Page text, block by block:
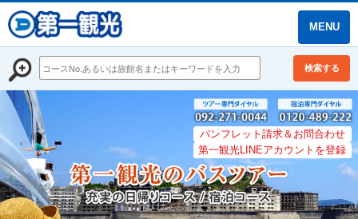
MENU
検索する
パンフレット請求＆お問合わせ
第一観光LINEアカウントを登録